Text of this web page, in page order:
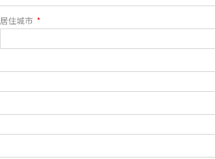
居住城市
費新臺幣1200元，於會員入會時繳納；常年會費1200
，於每年度繳納。
: 社團法人台灣自律神經健康培訓暨發展協會